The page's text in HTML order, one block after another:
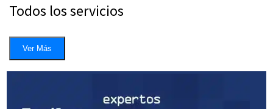
Todos los servicios
Ver Más